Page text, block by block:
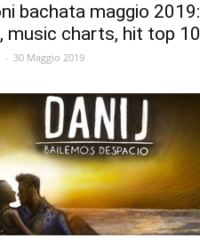
bachata maggio 2019:
music charts, hit top 10
- 30 Maggio 2019